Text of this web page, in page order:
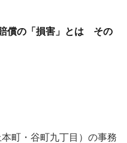
償の「損害」とは その
町・谷町九丁目）の事務